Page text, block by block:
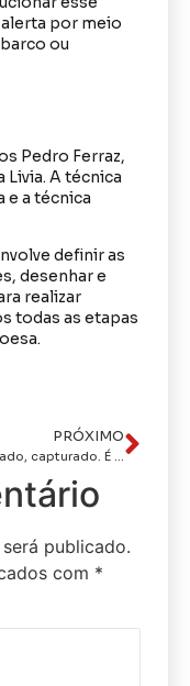
por meio
ou
Pedro Ferraz,
Livia. A técnica
e a técnica
definir as
desenhar e
realizar
todas as etapas
PRÓXIMO
Está isolado, capturado. É outro Lula”, diz advogado aliado do presidente em carta aberta
publicado.
com *